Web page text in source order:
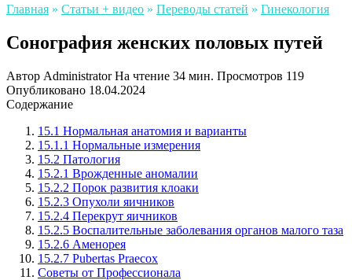
Главная » Статьи + видео » Переводы статей » Гинекология
Сонография женских половых путей
Автор Administrator На чтение 34 мин. Просмотров 119
Опубликовано 18.04.2024
Содержание
15.1 Нормальная анатомия и варианты
15.1.1 Нормальные измерения
15.2 Патология
15.2.1 Врожденные аномалии
15.2.2 Порок развития клоаки
15.2.3 Опухоли яичников
15.2.4 Перекрут яичников
15.2.5 Воспалительные заболевания органов малого таза
15.2.6 Аменорея
15.2.7 Pubertas Praecox
Советы от Профессионала